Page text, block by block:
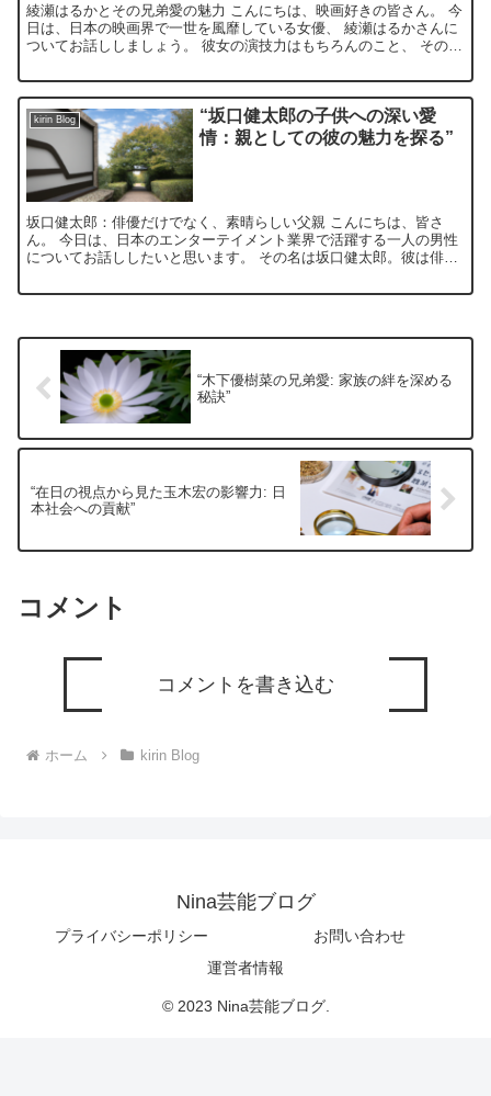
綾瀬はるかとその兄弟愛の魅力 こんにちは、映画好きの皆さん。 今
日は、日本の映画界で一世を風靡している女優、 綾瀬はるかさんに
ついてお話ししましょう。 彼女の演技力はもちろんのこと、 その人
kirin Blog
“坂口健太郎の子供への深い愛
情：親としての彼の魅力を探る”
坂口健太郎：俳優だけでなく、素晴らしい父親 こんにちは、皆さ
ん。 今日は、日本のエンターテイメント業界で活躍する一人の男性
についてお話ししたいと思います。 その名は坂口健太郎。彼は俳優
“木下優樹菜の兄弟愛: 家族の絆を深める
秘訣”
“在日の視点から見た玉木宏の影響力: 日
本社会への貢献”
コメント
コメントを書き込む
ホーム kirin Blog
Nina芸能ブログ
プライバシーポリシー
お問い合わせ
運営者情報
© 2023 Nina芸能ブログ.